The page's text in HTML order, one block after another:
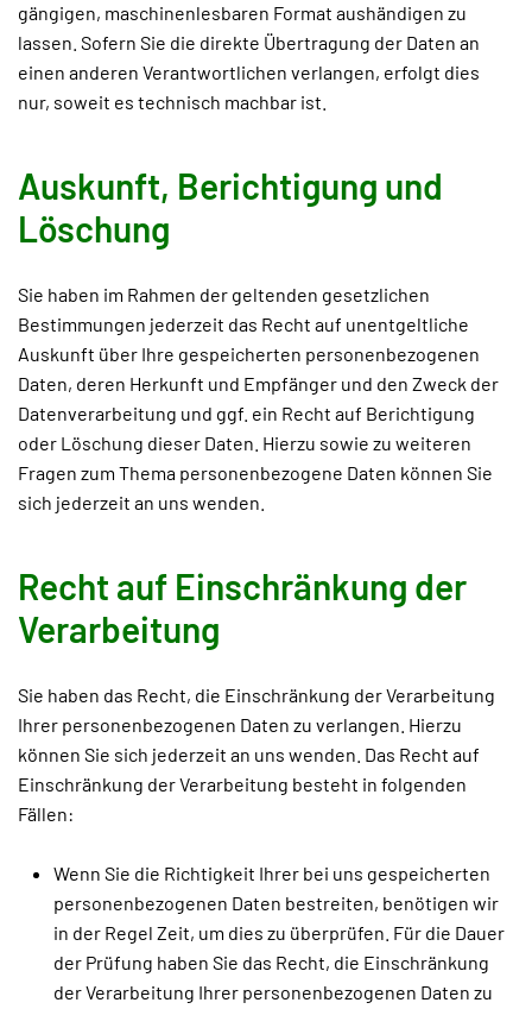
gängigen, maschinenlesbaren Format aushändigen zu
lassen. Sofern Sie die direkte Übertragung der Daten an
einen anderen Verantwortlichen verlangen, erfolgt dies
nur, soweit es technisch machbar ist.
Auskunft, Berichtigung und
Löschung
Sie haben im Rahmen der geltenden gesetzlichen
Bestimmungen jederzeit das Recht auf unentgeltliche
Auskunft über Ihre gespeicherten personenbezogenen
Daten, deren Herkunft und Empfänger und den Zweck der
Datenverarbeitung und ggf. ein Recht auf Berichtigung
oder Löschung dieser Daten. Hierzu sowie zu weiteren
Fragen zum Thema personenbezogene Daten können Sie
sich jederzeit an uns wenden.
Recht auf Einschränkung der
Verarbeitung
Sie haben das Recht, die Einschränkung der Verarbeitung
Ihrer personenbezogenen Daten zu verlangen. Hierzu
können Sie sich jederzeit an uns wenden. Das Recht auf
Einschränkung der Verarbeitung besteht in folgenden
Fällen:
Wenn Sie die Richtigkeit Ihrer bei uns gespeicherten
personenbezogenen Daten bestreiten, benötigen wir
in der Regel Zeit, um dies zu überprüfen. Für die Dauer
der Prüfung haben Sie das Recht, die Einschränkung
der Verarbeitung Ihrer personenbezogenen Daten zu